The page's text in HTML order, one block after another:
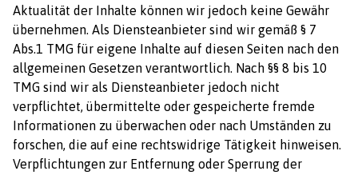
Aktualität der Inhalte können wir jedoch keine Gewähr
übernehmen. Als Diensteanbieter sind wir gemäß § 7
Abs.1 TMG für eigene Inhalte auf diesen Seiten nach den
allgemeinen Gesetzen verantwortlich. Nach §§ 8 bis 10
TMG sind wir als Diensteanbieter jedoch nicht
verpflichtet, übermittelte oder gespeicherte fremde
Informationen zu überwachen oder nach Umständen zu
forschen, die auf eine rechtswidrige Tätigkeit hinweisen.
Verpflichtungen zur Entfernung oder Sperrung der